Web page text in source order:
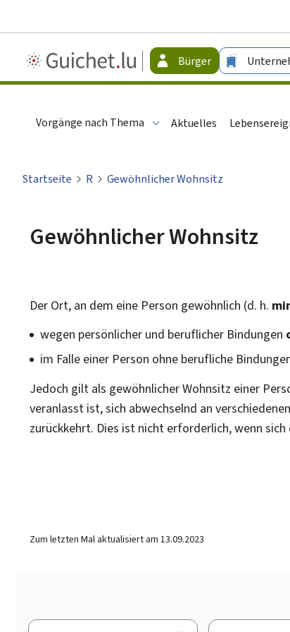
Guichet.lu
-
Bürger
Vorgänge nach Thema Aktuelles
Startseite R Gewöhnlicher Wohnsitz
Gewöhnlicher Wohnsitz
Der Ort, an dem eine Person gewöhnlich (d. h.
wegen persönlicher und beruflicher Bindungen
im Falle einer Person ohne berufliche
Jedoch gilt als gewöhnlicher Wohnsitz einer
veranlasst ist, sich abwechselnd an
zurückkehrt. Dies ist nicht erforderlich, wenn
Zum letzten Mal aktualisiert am 13.09.2023